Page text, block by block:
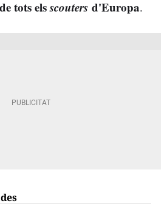
tots elsscouters d'Europa.